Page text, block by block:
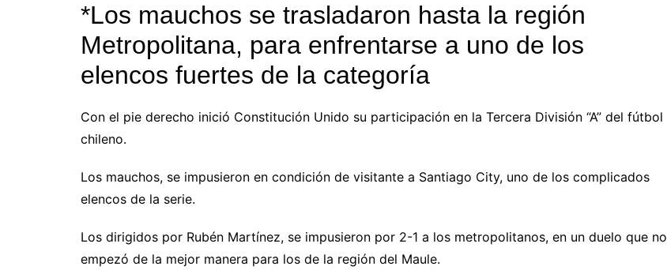
*Los mauchos se trasladaron hasta la región
Metropolitana, para enfrentarse a uno de los
elencos fuertes de la categoría
Con el pie derecho inició Constitución Unido su participación en la Tercera División “A” del fútbol
chileno.
Los mauchos, se impusieron en condición de visitante a Santiago City, uno de los complicados
elencos de la serie.
Los dirigidos por Rubén Martínez, se impusieron por 2-1 a los metropolitanos, en un duelo que no
empezó de la mejor manera para los de la región del Maule.